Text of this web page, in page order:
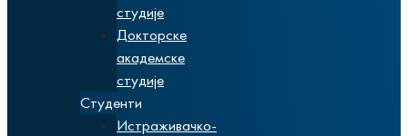
студије
Докторске
академске
студије
Студенти
Истраживачко-